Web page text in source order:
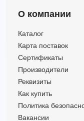
О компании
Каталог
Карта поставок
Сертификаты
Производители
Реквизиты
Как купить
Политика
Вакансии